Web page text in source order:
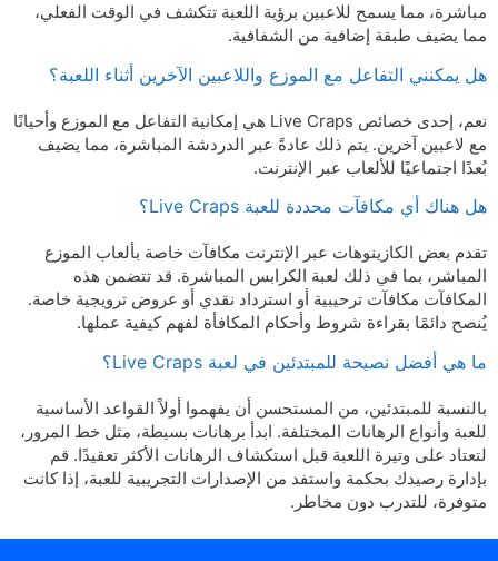
مباشرة، مما يسمح للاعبين برؤية اللعبة تتكشف في الوقت الفعلي،
مما يضيف طبقة إضافية من الشفافية.
هل يمكنني التفاعل مع الموزع واللاعبين الآخرين أثناء اللعبة؟
نعم، إحدى خصائص Live Craps هي إمكانية التفاعل مع الموزع وأحيانًا
مع لاعبين آخرين. يتم ذلك عادةً عبر الدردشة المباشرة، مما يضيف
بُعدًا اجتماعيًا للألعاب عبر الإنترنت.
هل هناك أي مكافآت محددة للعبة Live Craps؟
تقدم بعض الكازينوهات عبر الإنترنت مكافآت خاصة بألعاب الموزع
المباشر، بما في ذلك لعبة الكرابس المباشرة. قد تتضمن هذه
المكافآت مكافآت ترحيبية أو استرداد نقدي أو عروض ترويجية خاصة.
يُنصح دائمًا بقراءة شروط وأحكام المكافأة لفهم كيفية عملها.
ما هي أفضل نصيحة للمبتدئين في لعبة Live Craps؟
بالنسبة للمبتدئين، من المستحسن أن يفهموا أولاً القواعد الأساسية
للعبة وأنواع الرهانات المختلفة. ابدأ برهانات بسيطة، مثل خط المرور،
لتعتاد على وتيرة اللعبة قبل استكشاف الرهانات الأكثر تعقيدًا. قم
بإدارة رصيدك بحكمة واستفد من الإصدارات التجريبية للعبة، إذا كانت
متوفرة، للتدرب دون مخاطر.